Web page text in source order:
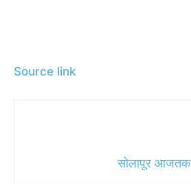
Source link
सोलापूर आजतक